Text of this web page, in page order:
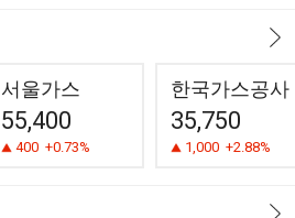
서울가스
55,400
400 +0.73%
한국가스공사
35,750
1,000 +2.88%